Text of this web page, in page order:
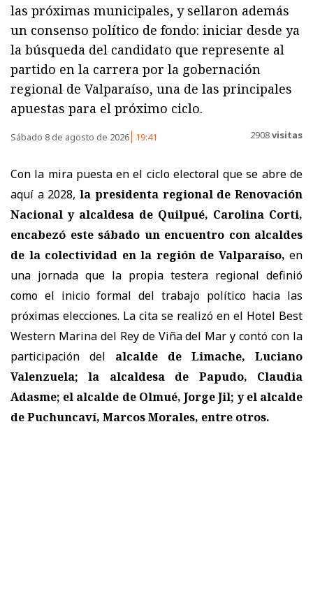
las próximas municipales, y sellaron además
un consenso político de fondo: iniciar desde ya
la búsqueda del candidato que represente al
partido en la carrera por la gobernación
regional de Valparaíso, una de las principales
apuestas para el próximo ciclo.
Sábado 8 de agosto de 2026 19:41 2908visitas
Con la mira puesta en el ciclo electoral que se abre de
aquí a 2028,la presidenta regional de Renovación
Nacional y alcaldesa de Quilpué, Carolina Corti,
encabezó este sábado un encuentro con alcaldes
de la colectividad en la región de Valparaíso, en
una jornada que la propia testera regional definió
como el inicio formal del trabajo político hacia las
próximas elecciones. La cita se realizó en el Hotel Best
Western Marina del Rey de Viña del Mar y contó con la
participación del alcalde de Limache, Luciano
Valenzuela; la alcaldesa de Papudo, Claudia
Adasme; el alcalde de Olmué, Jorge Jil; y el alcalde
de Puchuncaví, Marcos Morales, entre otros.